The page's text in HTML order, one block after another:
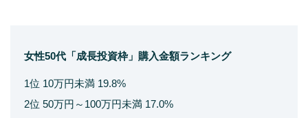
女性50代「成長投資枠」購入金額ランキング
1位 10万円未満 19.8%
2位 50万円～100万円未満 17.0%